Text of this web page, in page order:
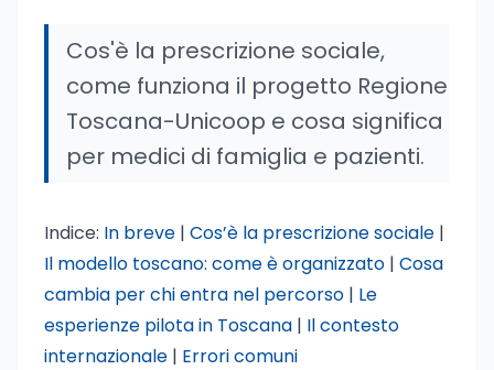
Cos'è la prescrizione sociale,
come funziona il progetto Regione
Toscana-Unicoop e cosa significa
per medici di famiglia e pazienti.
Indice: In breve | Cos’è la prescrizione sociale |
Il modello toscano: come è organizzato | Cosa
cambia per chi entra nel percorso | Le
esperienze pilota in Toscana | Il contesto
internazionale | Errori comuni